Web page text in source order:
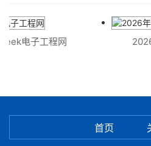
电子工程网
首页